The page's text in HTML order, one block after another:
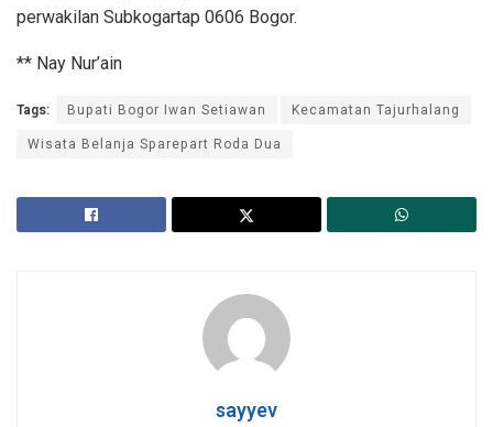
perwakilan Subkogartap 0606 Bogor.
** Nay Nur’ain
Tags: Bupati Bogor Iwan Setiawan
Kecamatan Tajurhalang
Wisata Belanja Sparepart Roda Dua
sayyev